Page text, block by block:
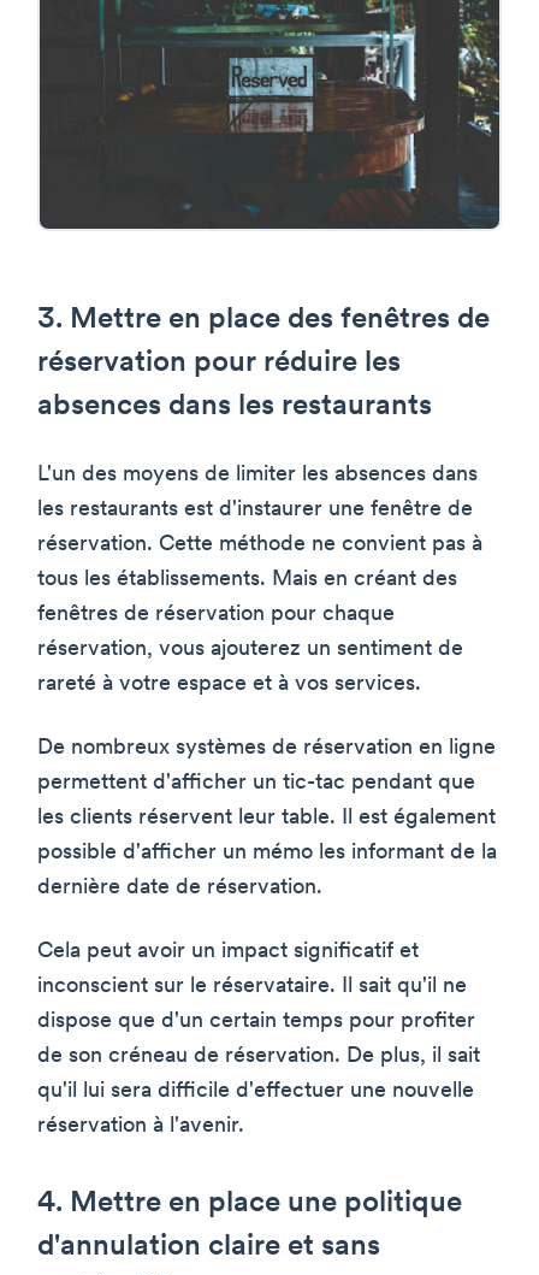
3. Mettre en place des fenêtres de
réservation pour réduire les
absences dans les restaurants
L'un des moyens de limiter les absences dans
les restaurants est d'instaurer une fenêtre de
réservation. Cette méthode ne convient pas à
tous les établissements. Mais en créant des
fenêtres de réservation pour chaque
réservation, vous ajouterez un sentiment de
rareté à votre espace et à vos services.
De nombreux systèmes de réservation en ligne
permettent d'afficher un tic-tac pendant que
les clients réservent leur table. Il est également
possible d'afficher un mémo les informant de la
dernière date de réservation.
Cela peut avoir un impact significatif et
inconscient sur le réservataire. Il sait qu'il ne
dispose que d'un certain temps pour profiter
de son créneau de réservation. De plus, il sait
qu'il lui sera difficile d'effectuer une nouvelle
réservation à l'avenir.
4. Mettre en place une politique
d'annulation claire et sans